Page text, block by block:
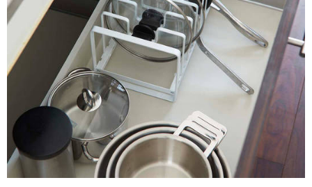
ロートアイアン 天然石・石材
メンテナンス・施工材 新商品
お役立ち情報 住まいのスタイリング
アイデア
ミラタップチャンネル
オンライン相談
床・
室
場
非
常